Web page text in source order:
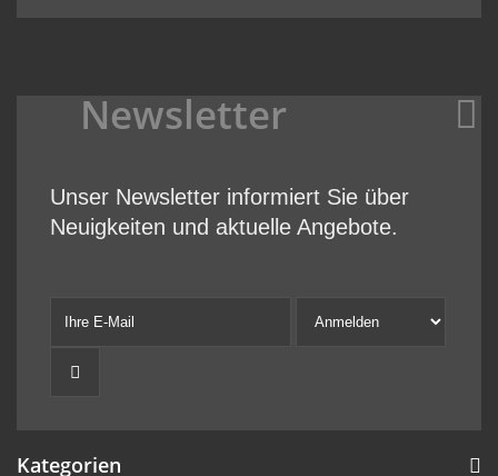
Newsletter
Unser Newsletter informiert Sie über
Neuigkeiten und aktuelle Angebote.
Kategorien